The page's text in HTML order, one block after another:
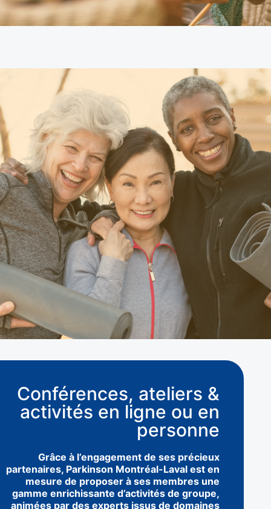
Conférences, ateliers &
activités en ligne ou en
personne
Grâce à l’engagement de ses précieux
partenaires, Parkinson Montréal-Laval est en
mesure de proposer à ses membres une
gamme enrichissante d’activités de groupe,
animées par des experts issus de domaines